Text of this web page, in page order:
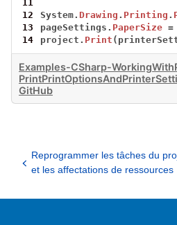
11
12
System.Drawing . Printing .
13
pageSettings. PaperSize =
14
project. Print
Examples-CSharp-
GitHub
Reprogrammer les tâches du
et les affectations de ressources